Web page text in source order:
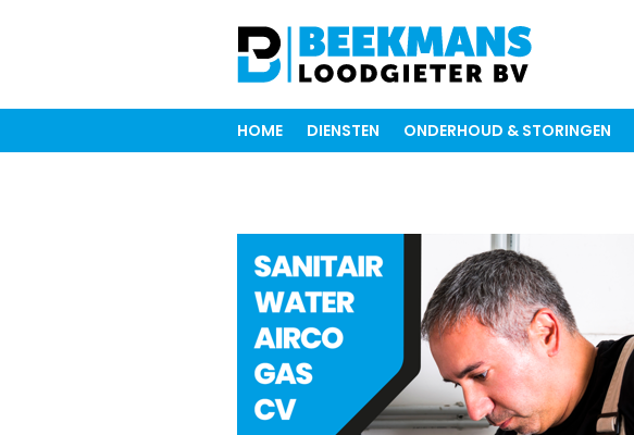
HOME DIENSTEN ONDERHOUD & STORINGEN